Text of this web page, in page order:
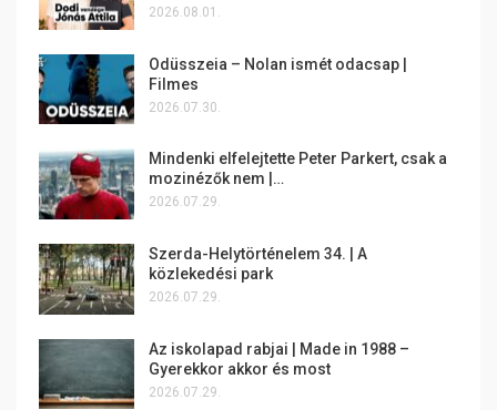
2026.08.01.
Odüsszeia – Nolan ismét odacsap |
Filmes
2026.07.30.
Mindenki elfelejtette Peter Parkert, csak a
mozinézők nem |…
2026.07.29.
Szerda-Helytörténelem 34. | A
közlekedési park
2026.07.29.
Az iskolapad rabjai | Made in 1988 –
Gyerekkor akkor és most
2026.07.29.